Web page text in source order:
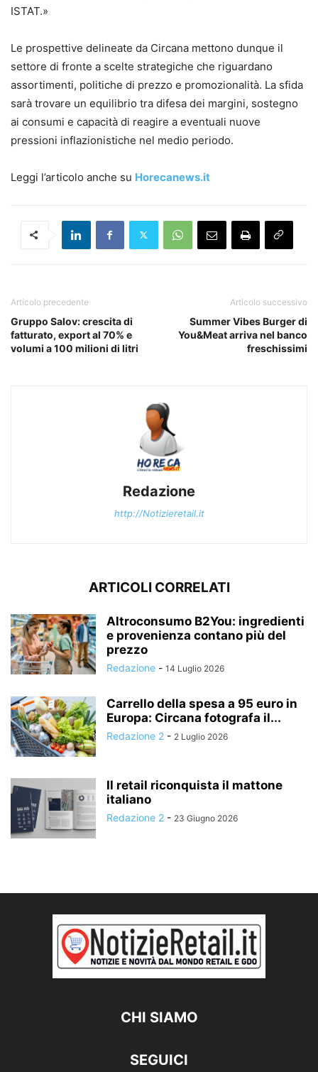
ISTAT.»
Le prospettive delineate da Circana mettono dunque il
settore di fronte a scelte strategiche che riguardano
assortimenti, politiche di prezzo e promozionalità. La sfida
sarà trovare un equilibrio tra difesa dei margini, sostegno
ai consumi e capacità di reagire a eventuali nuove
pressioni inflazionistiche nel medio periodo.
Leggi l’articolo anche su Horecanews.it
Articolo precedente
Gruppo Salov: crescita di
fatturato, export al 70% e
volumi a 100 milioni di litri
Articolo successivo
Summer Vibes Burger di
You&Meat arriva nel banco
freschissimi
Redazione
http://Notizieretail.it
ARTICOLI CORRELATI
Altroconsumo B2You: ingredienti
e provenienza contano più del
prezzo
Redazione - 14 Luglio 2026
Carrello della spesa a 95 euro in
Europa: Circana fotografa il...
Redazione 2 - 2 Luglio 2026
Il retail riconquista il mattone
italiano
Redazione 2 - 23 Giugno 2026
CHI SIAMO
SEGUICI